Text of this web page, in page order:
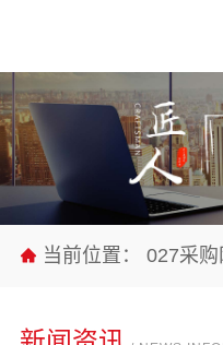
当前位置： 027采购